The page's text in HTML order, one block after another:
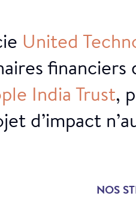
de film
United
financiers
India Trust,
d’impact
NOS